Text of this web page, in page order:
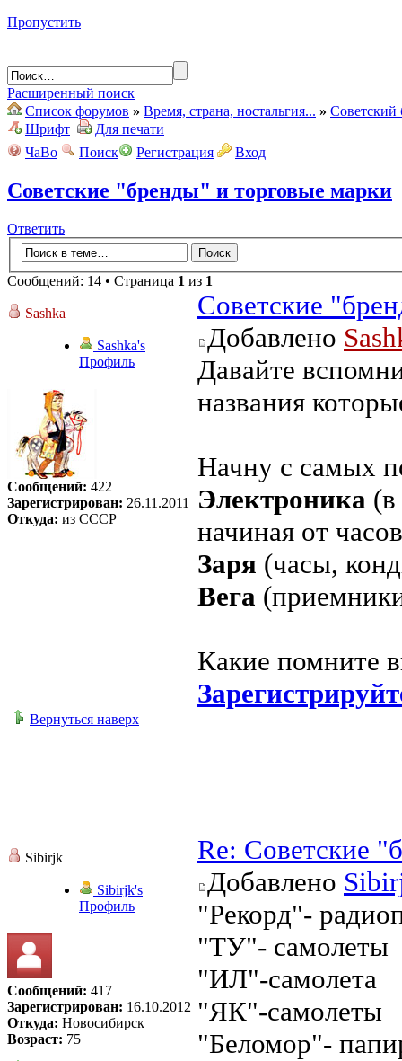
Пропустить
Расширенный поиск
Список форумов » Время, страна, ностальгия... » Советский
Шрифт
Для печати
ЧаВо
Поиск Регистрация Вход
Советские "бренды" и торговые марки
Ответить
Сообщений: 14 • Страница 1 из 1
Sashka
Sashka's
Профиль
Сообщений: 422
Зарегистрирован: 26.11.2011
Откуда: из СССР
Советские
Добавлено
Давайте
названия
Начну с самых
Электроника
начиная от
Заря (часы,
Вега
Какие помните
Вернуться наверх
Sibirjk
Sibirjk's
Профиль
Сообщений: 417
Зарегистрирован: 16.10.2012
Откуда: Новосибирск
Возраст: 75
Re: Советские
Добавлено
"Рекорд"-
"ТУ"- самолеты
"ИЛ"-самолета
"ЯК"-самолеты
"Беломор"-